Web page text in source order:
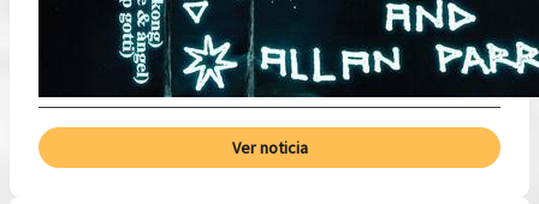
Ver noticia